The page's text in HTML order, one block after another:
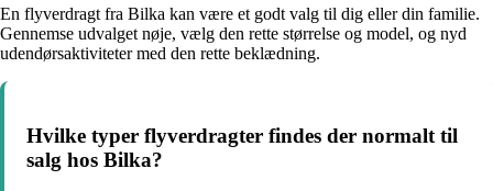
En flyverdragt fra Bilka kan være et godt valg til dig eller din familie.
Gennemse udvalget nøje, vælg den rette størrelse og model, og nyd
udendørsaktiviteter med den rette beklædning.
Hvilke typer flyverdragter findes der normalt til
salg hos Bilka?